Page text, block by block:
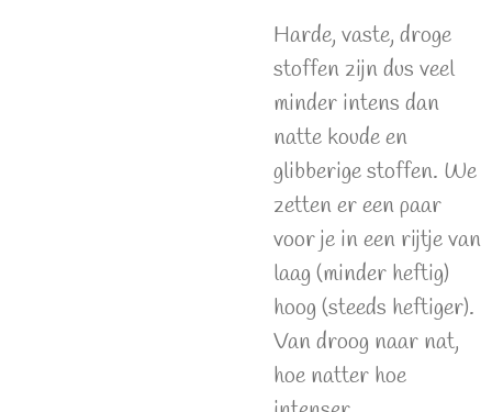
Harde, vaste, droge
stoffen zijn dus veel
minder intens dan
natte koude en
glibberige stoffen. We
zetten er een paar
voor je in een rijtje van
laag (minder heftig)
hoog (steeds heftiger).
Van droog naar nat,
hoe natter hoe